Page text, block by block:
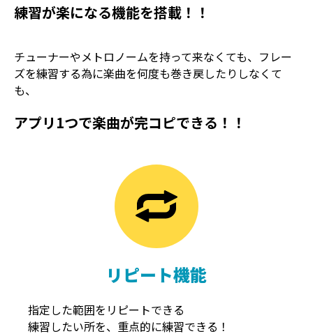
練習が楽になる機能を搭載！！
チューナーやメトロノームを持って来なくても、フレー
ズを練習する為に楽曲を何度も巻き戻したりしなくて
も、
アプリ1つで楽曲が完コピできる！！
リピート機能
指定した範囲をリピートできる
練習したい所を、重点的に練習できる！